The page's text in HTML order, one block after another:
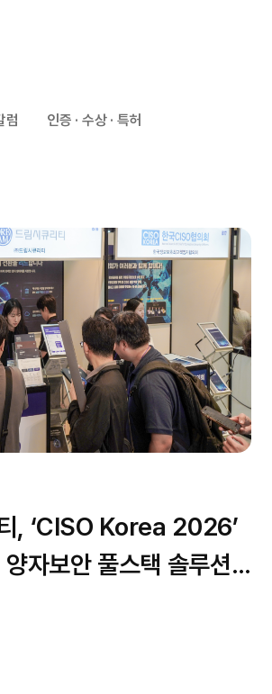
럼 인증 · 수상 · 특허
, ‘CISO Korea 2026’
자보안 풀스택 솔루션